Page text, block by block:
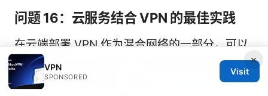
问题 16：云服务结合 VPN 的最佳实践
在云端部署 VPN 作为混合网络的一部分，可以
实现对敏感数据的保护、跨区域访问的安全性，
以及对办公网络的统一管控。
Clash clash: 全
×
VPN
SPONSORED
Visit